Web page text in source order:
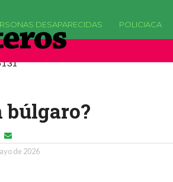
DESAPARECIDAS POLICIACA
ha quedado
búlgaro?
de 2026